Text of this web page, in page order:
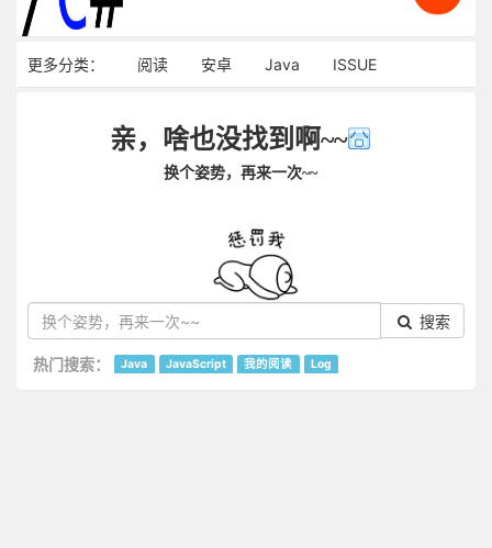
更多分类： 阅读 安卓 Java ISSUE
亲，啥也没找到啊~~
换个姿势，再来一次~~
搜索
热门搜索： Java JavaScript 我的阅读 Log